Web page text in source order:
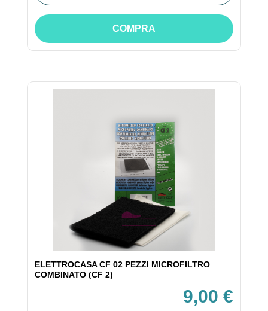
COMPRA
ELETTROCASA CF 02 PEZZI MICROFILTRO
COMBINATO (CF 2)
9,00 €